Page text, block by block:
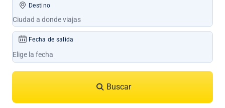
Destino
Fecha de salida
Buscar